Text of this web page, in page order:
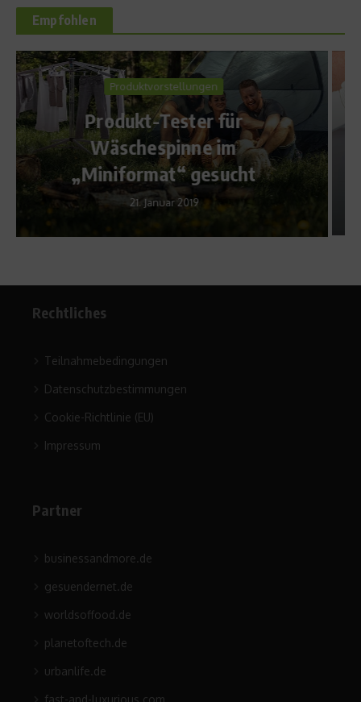
Empfohlen
Ratgeber Gesundheit
Was ist die
Eigenblutbehandlung?
2. Oktober 2012
Rechtliches
Teilnahmebedingungen
Datenschutzbestimmungen
Cookie-Richtlinie (EU)
Impressum
Partner
businessandmore.de
gesuendernet.de
worldsoffood.de
planetoftech.de
urbanlife.de